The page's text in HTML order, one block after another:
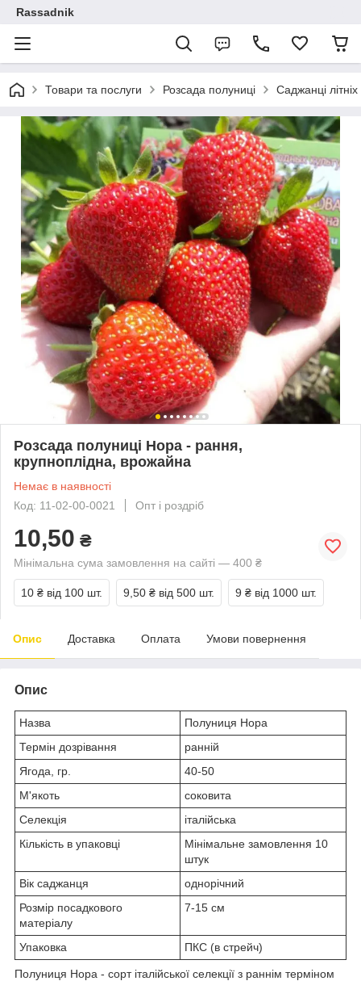
Rassadnik
Товари та послуги Розсада полуниці Саджанці
Розсада полуниці Нора - рання,
крупноплідна, врожайна
Немає в наявності
Код: 11-02-00-0021
Опт і роздріб
10,50 ₴
Мінімальна сума замовлення на сайті — 400 ₴
10 ₴ від 100 шт. 9,50 ₴ від 500 шт. 9 ₴ від 1000 шт.
Опис Доставка Оплата Умови повернення
Опис
Назва
Полуниця Нора
Термін дозрівання
ранній
Ягода, гр.
40-50
М'якоть
соковита
Селекція
італійська
Кількість в упаковці
Мінімальне замовлення 10
штук
Вік саджанця
однорічний
Розмір посадкового
матеріалу
7-15 см
Упаковка ПКС (в стрейч)
Полуниця Нора - сорт італійської селекції з раннім терміном